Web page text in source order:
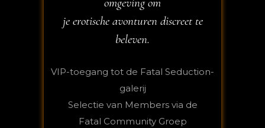
je erotische avonturen discreet te
beleven.
VIP-toegang tot de Fatal Seduction-
galerij
Selectie van Members via de
Fatal Community Groep